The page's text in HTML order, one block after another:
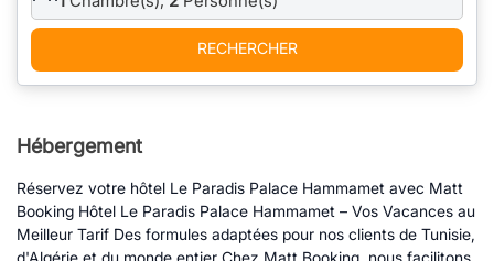
RECHERCHER
Hébergement
Réservez votre hôtel Le Paradis Palace Hammamet avec Matt
Booking Hôtel Le Paradis Palace Hammamet – Vos Vacances au
Meilleur Tarif Des formules adaptées pour nos clients de Tunisie,
d'Algérie et du monde entier Chez Matt Booking, nous facilitons